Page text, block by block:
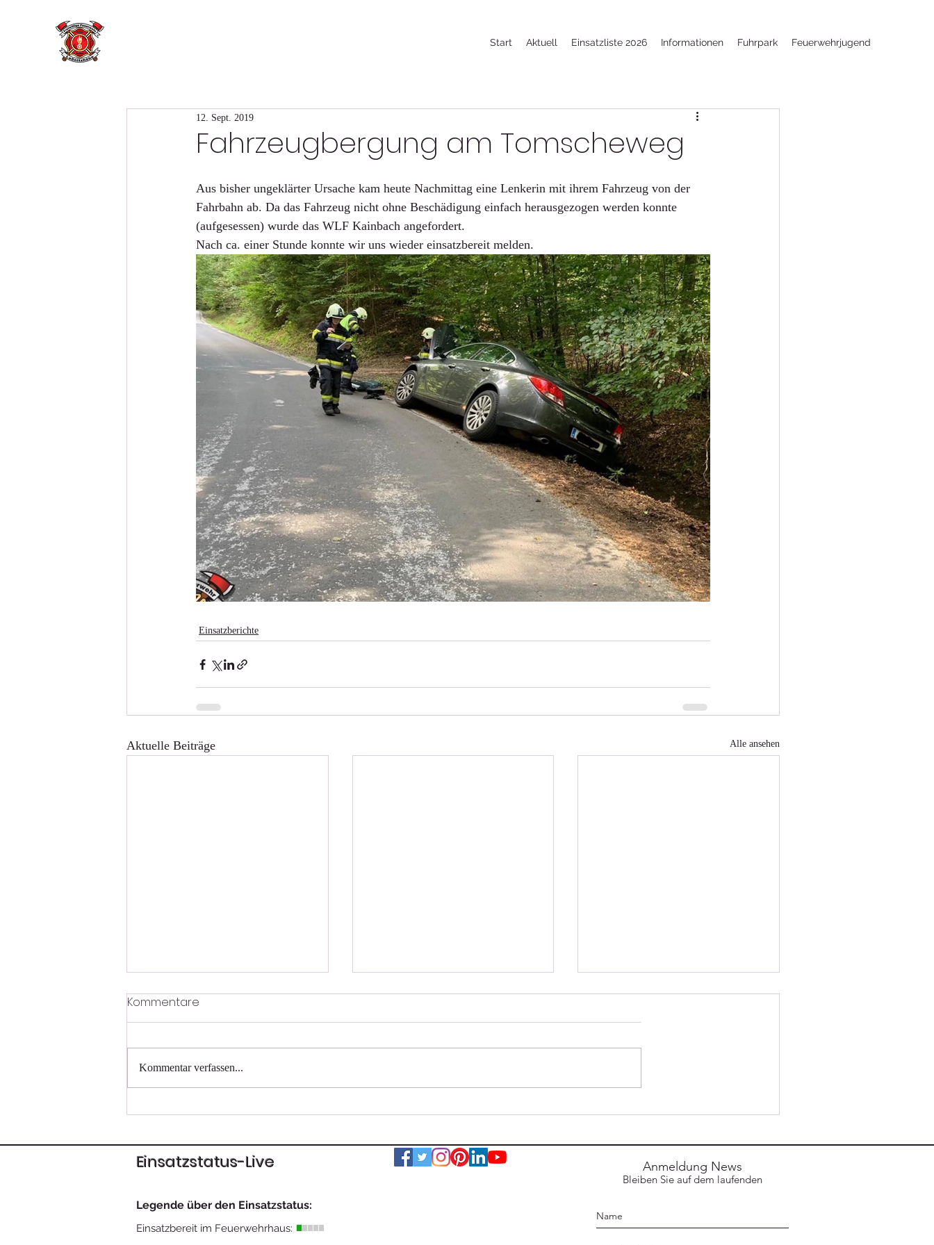
Start Aktuell Einsatzliste 2026 Informationen Fuhrpark Feuerwehrjugend
Fahrzeugbergung am Tomscheweg
12. Sept. 2019
Aus bisher ungeklärter Ursache kam heute Nachmittag eine Lenkerin mit ihrem Fahrzeug von der
Fahrbahn ab. Da das Fahrzeug nicht ohne Beschädigung einfach herausgezogen werden konnte
(aufgesessen) wurde das WLF Kainbach angefordert.
Nach ca. einer Stunde konnte wir uns wieder einsatzbereit melden.
Einsatzberichte
Aktuelle Beiträge Alle ansehen
Tragehilfe für das Rote
Wohnhausbrand
Verkehrsunfall mit
Kommentare
Kommentar verfassen...
Einsatzstatus-Live
Legende über den Einsatzstatus:
Einsatzbereit im Feuerwehrhaus:
Anmeldung News
Bleiben Sie auf dem laufenden